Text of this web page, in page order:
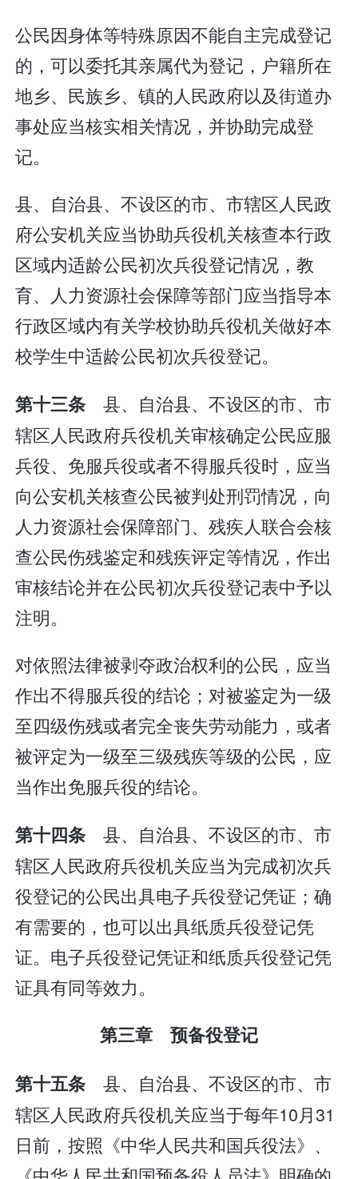
公民因身体等特殊原因不能自主完成登记
的，可以委托其亲属代为登记，户籍所在
地乡、民族乡、镇的人民政府以及街道办
事处应当核实相关情况，并协助完成登
记。
县、自治县、不设区的市、市辖区人民政
府公安机关应当协助兵役机关核查本行政
区域内适龄公民初次兵役登记情况，教
育、人力资源社会保障等部门应当指导本
行政区域内有关学校协助兵役机关做好本
校学生中适龄公民初次兵役登记。
第十三条县、自治县、不设区的市、市
辖区人民政府兵役机关审核确定公民应服
兵役、免服兵役或者不得服兵役时，应当
向公安机关核查公民被判处刑罚情况，向
人力资源社会保障部门、残疾人联合会核
查公民伤残鉴定和残疾评定等情况，作出
审核结论并在公民初次兵役登记表中予以
注明。
对依照法律被剥夺政治权利的公民，应当
作出不得服兵役的结论；对被鉴定为一级
至四级伤残或者完全丧失劳动能力，或者
被评定为一级至三级残疾等级的公民，应
当作出免服兵役的结论。
第十四条县、自治县、不设区的市、市
辖区人民政府兵役机关应当为完成初次兵
役登记的公民出具电子兵役登记凭证；确
有需要的，也可以出具纸质兵役登记凭
证。电子兵役登记凭证和纸质兵役登记凭
证具有同等效力。
第三章 预备役登记
第十五条县、自治县、不设区的市、市
辖区人民政府兵役机关应当于每年10月31
日前，按照《中华人民共和国兵役法》、